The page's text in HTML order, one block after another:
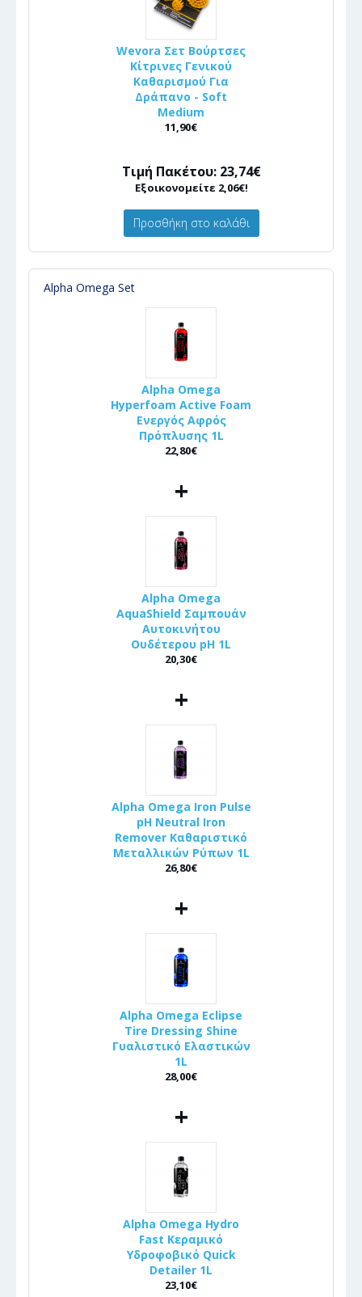
Wevora Σετ Βούρτσες
Κίτρινες Γενικού
Καθαρισμού Για
Δράπανο - Soft
Medium
11,90€
Τιμή Πακέτου: 23,74€
Εξοικονομείτε 2,06€!
Προσθήκη στο καλάθι
Alpha Omega Set
Alpha Omega
Hyperfoam Active Foam
Ενεργός Αφρός
Πρόπλυσης 1L
22,80€
+
Alpha Omega
AquaShield Σαμπουάν
Αυτοκινήτου
Ουδέτερου pH 1L
20,30€
+
Alpha Omega Iron Pulse
pH Neutral Iron
Remover Καθαριστικό
Μεταλλικών Ρύπων 1L
26,80€
+
Alpha Omega Eclipse
Tire Dressing Shine
Γυαλιστικό Ελαστικών
1L
28,00€
+
Alpha Omega Hydro
Fast Κεραμικό
Υδροφοβικό Quick
Detailer 1L
23,10€